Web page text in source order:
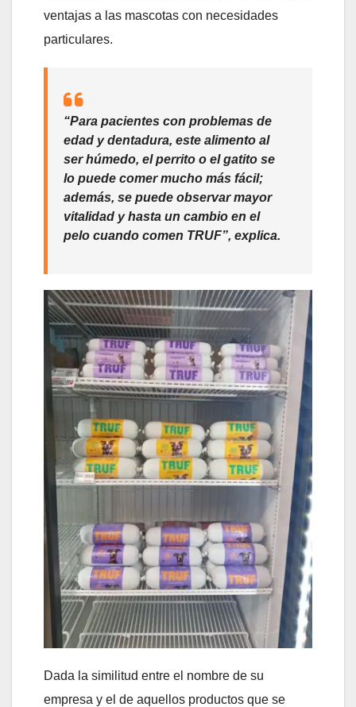
ventajas a las mascotas con necesidades
particulares.
“Para pacientes con problemas de
edad y dentadura, este alimento al
ser húmedo, el perrito o el gatito se
lo puede comer mucho más fácil;
además, se puede observar mayor
vitalidad y hasta un cambio en el
pelo cuando comen TRUF”, explica.
Dada la similitud entre el nombre de su
empresa y el de aquellos productos que se